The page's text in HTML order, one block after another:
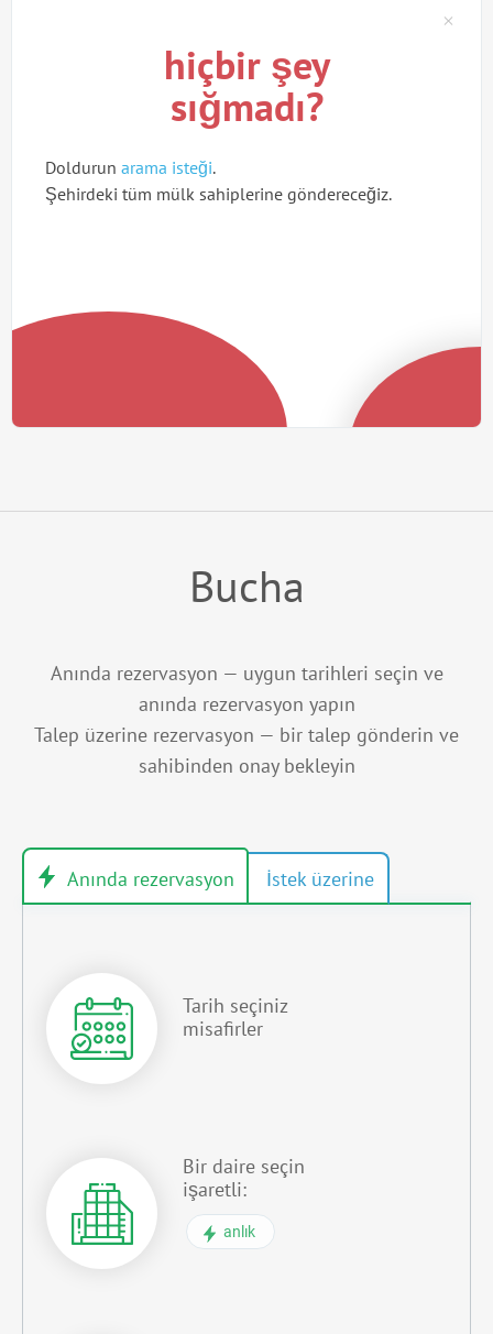
hiçbir şey
sığmadı?
Doldurun arama isteği.
Şehirdeki tüm mülk sahiplerine göndereceğiz.
Bucha
Anında rezervasyon — uygun tarihleri seçin ve
anında rezervasyon yapın
Talep üzerine rezervasyon — bir talep gönderin ve
sahibinden onay bekleyin
Tarih seçiniz
misafirler
Bir daire seçin
işaretli:
anlık